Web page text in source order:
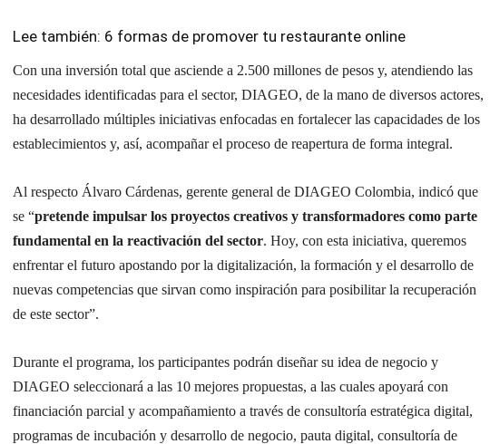
Lee también: 6 formas de promover tu restaurante online
Con una inversión total que asciende a 2.500 millones de pesos y, atendiendo las
necesidades identificadas para el sector, DIAGEO, de la mano de diversos actores,
ha desarrollado múltiples iniciativas enfocadas en fortalecer las capacidades de los
establecimientos y, así, acompañar el proceso de reapertura de forma integral.
Al respecto Álvaro Cárdenas, gerente general de DIAGEO Colombia, indicó que
se “pretende impulsar los proyectos creativos y transformadores como parte
fundamental en la reactivación del sector. Hoy, con esta iniciativa, queremos
enfrentar el futuro apostando por la digitalización, la formación y el desarrollo de
nuevas competencias que sirvan como inspiración para posibilitar la recuperación
de este sector”.
Durante el programa, los participantes podrán diseñar su idea de negocio y
DIAGEO seleccionará a las 10 mejores propuestas, a las cuales apoyará con
financiación parcial y acompañamiento a través de consultoría estratégica digital,
programas de incubación y desarrollo de negocio, pauta digital, consultoría de